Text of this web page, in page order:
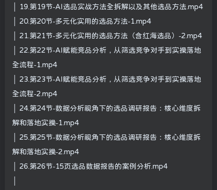
│ 19.第19节-AI选品实战方法全拆解以及其他选品方法.mp4
│ 20.第20节-多元化实用的选品方法-1.mp4
│ 21.第21节-多元化实用的选品方法（含红海选品）-2.mp4
│ 22.第22节-AI赋能竞品分析，从筛选竞争对手到实操落地
全流程-1.mp4
│ 23.第23节-AI赋能竞品分析，从筛选竞争对手到实操落地
全流程-2.mp4
│ 24.第24节-数据分析视角下的选品调研报告：核心维度拆
解和落地实操-1.mp4
│ 25.第25节-数据分析视角下的选品调研报告：核心维度拆
解和落地实操-2.mp4
│ 26.第26节-15页选品数据报告的案例分析.mp4